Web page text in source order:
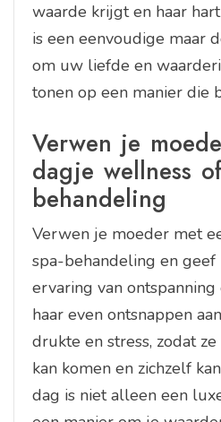
waarde krijgt en haar
is een eenvoudige maar
om uw liefde en
tonen op een manier die
Verwen je
dagje wellness
behandeling
Verwen je moeder met
spa-behandeling en
ervaring van
haar even ontsnappen
drukte en stress, zodat
kan komen en zichzelf
dag is niet alleen een